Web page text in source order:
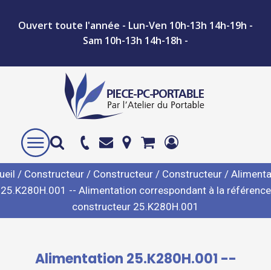
Ouvert toute l'année - Lun-Ven 10h-13h 14h-19h -
Sam 10h-13h 14h-18h -
/ Constructeur / Constructeur / Constructeur /
25.K280H.001 -- Alimentation correspondant à la référence
constructeur 25.K280H.001
Alimentation 25.K280H.001 --